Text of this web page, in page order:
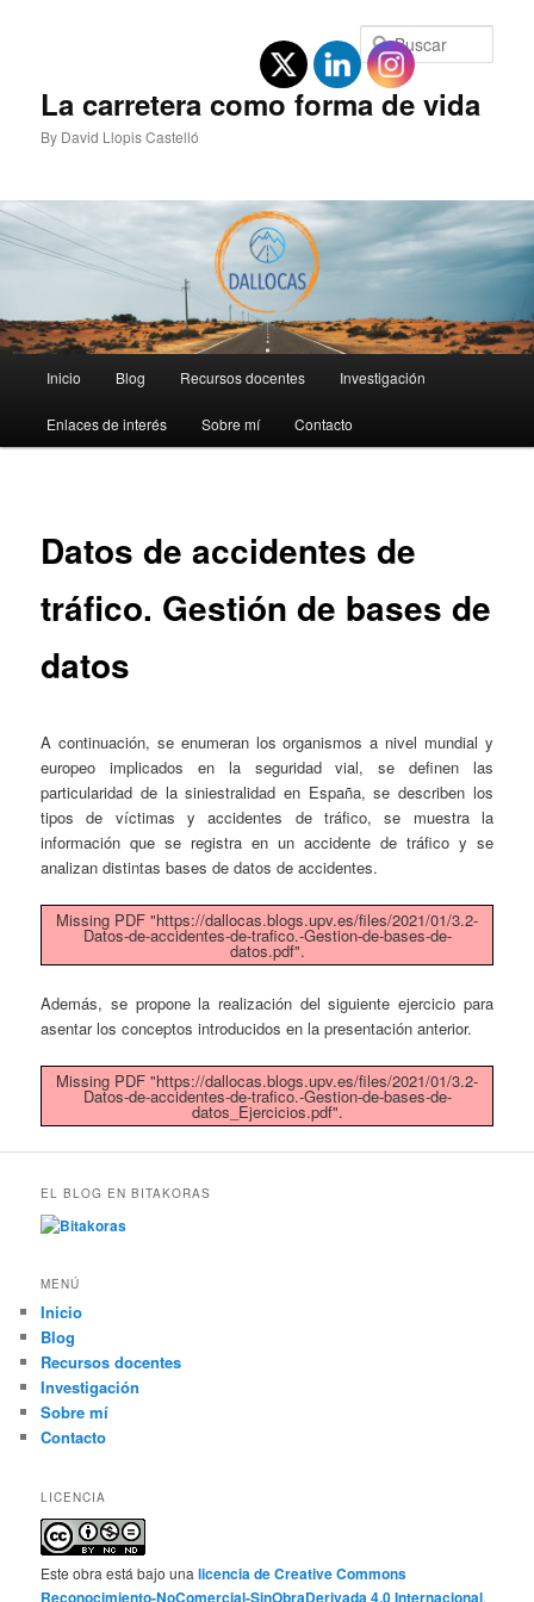
La carretera como forma de vida
By David Llopis Castelló
principal
Inicio Blog Recursos docentes Investigación
Enlaces de interés Sobre mí Contacto
Datos de accidentes de
tráfico. Gestión de bases de
datos
A continuación, se enumeran los organismos a nivel mundial y
europeo implicados en la seguridad vial, se definen las
particularidad de la siniestralidad en España, se describen los
tipos de víctimas y accidentes de tráfico, se muestra la
información que se registra en un accidente de tráfico y se
analizan distintas bases de datos de accidentes.
Missing PDF "https://dallocas.blogs.upv.es/files/2021/01/3.2-
Datos-de-accidentes-de-trafico.-Gestion-de-bases-de-
datos.pdf".
Además, se propone la realización del siguiente ejercicio para
asentar los conceptos introducidos en la presentación anterior.
Missing PDF "https://dallocas.blogs.upv.es/files/2021/01/3.2-
Datos-de-accidentes-de-trafico.-Gestion-de-bases-de-
datos_Ejercicios.pdf".
EL BLOG EN BITAKORAS
MENÚ
Inicio
Blog
Recursos docentes
Investigación
Sobre mí
Contacto
LICENCIA
Este obra está bajo unalicencia de Creative Commons
Reconocimiento-NoComercial-SinObraDerivada 4.0 Internacional.